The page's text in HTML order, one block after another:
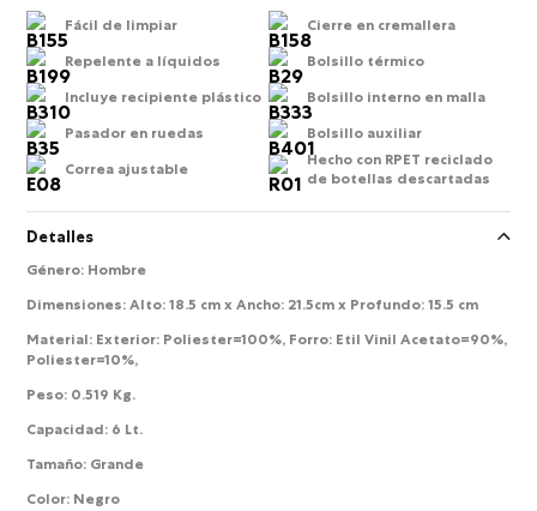
Fácil de limpiar
Cierre en cremallera
Repelente a líquidos
Bolsillo térmico
Incluye recipiente plástico
Bolsillo interno en malla
Pasador en ruedas
Bolsillo auxiliar
Correa ajustable
Hecho con RPET reciclado
de botellas descartadas
Detalles
Género: Hombre
Dimensiones:Alto: 18.5 cm x Ancho: 21.5cm x Profundo: 15.5 cm
Material: Exterior: Poliester=100%, Forro: Etil Vinil Acetato=90%,
Poliester=10%,
Peso: 0.519 Kg.
Capacidad: 6 Lt.
Tamaño: Grande
Color: Negro